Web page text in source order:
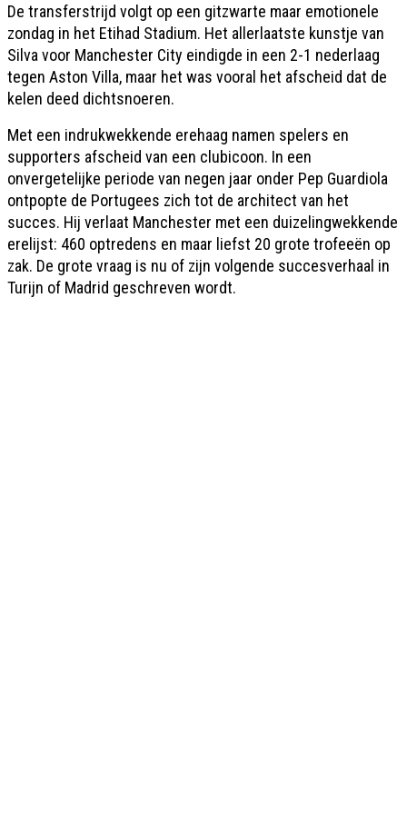
De transferstrijd volgt op een gitzwarte maar emotionele
zondag in het Etihad Stadium. Het allerlaatste kunstje van
Silva voor Manchester City eindigde in een 2-1 nederlaag
tegen Aston Villa, maar het was vooral het afscheid dat de
kelen deed dichtsnoeren.
Met een indrukwekkende erehaag namen spelers en
supporters afscheid van een clubicoon. In een
onvergetelijke periode van negen jaar onder Pep Guardiola
ontpopte de Portugees zich tot de architect van het
succes. Hij verlaat Manchester met een duizelingwekkende
erelijst: 460 optredens en maar liefst 20 grote trofeeën op
zak. De grote vraag is nu of zijn volgende succesverhaal in
Turijn of Madrid geschreven wordt.